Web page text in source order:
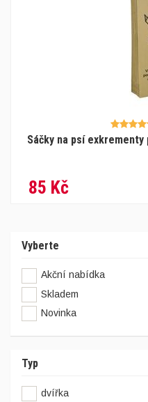
Sáčky na psí
85 Kč
Vyberte
Akční nabídka
Skladem
Novinka
Typ
dvířka